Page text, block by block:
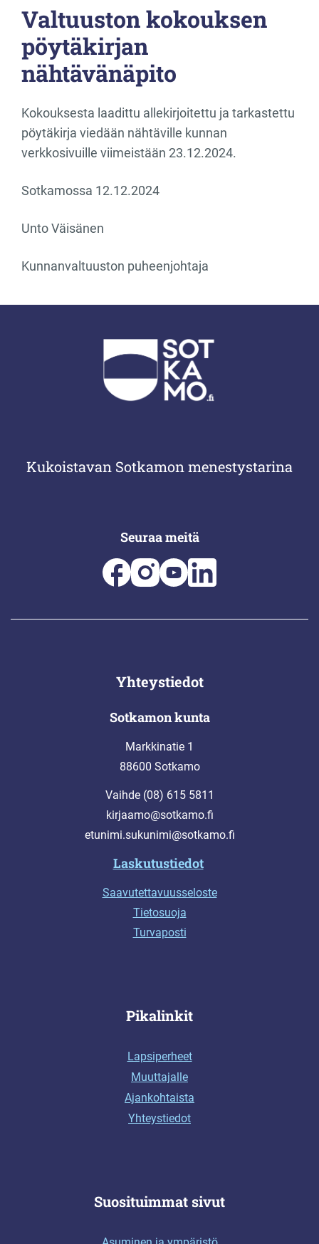
Valtuuston kokouksen
pöytäkirjan
nähtävänäpito
Kokouksesta laadittu allekirjoitettu ja tarkastettu
pöytäkirja viedään nähtäville kunnan
verkkosivuille viimeistään 23.12.2024.
Sotkamossa 12.12.2024
Unto Väisänen
Kunnanvaltuuston puheenjohtaja
Kukoistavan Sotkamon menestystarina
Seuraa meitä
Yhteystiedot
Sotkamon kunta
Markkinatie 1
88600 Sotkamo
Vaihde (08) 615 5811
kirjaamo@sotkamo.fi
etunimi.sukunimi@sotkamo.fi
Laskutustiedot
Saavutettavuusseloste
Tietosuoja
Turvaposti
Pikalinkit
Lapsiperheet
Muuttajalle
Ajankohtaista
Yhteystiedot
Suosituimmat sivut